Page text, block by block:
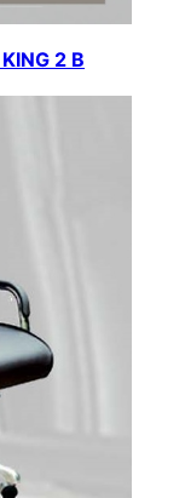
2 B